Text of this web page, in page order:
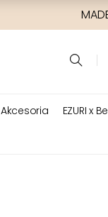
Akcesoria
EZURI x